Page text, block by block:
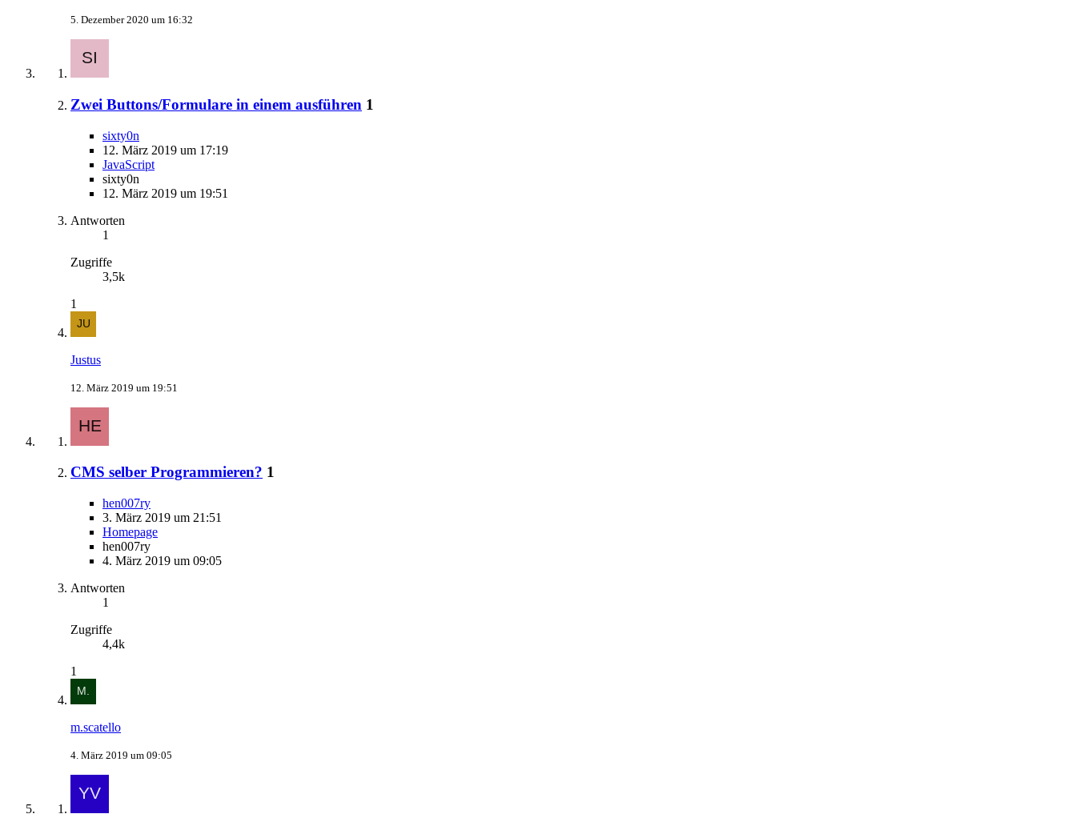
5. Dezember 2020 um 16:32
Zwei Buttons/Formulare in einem ausführen 1
sixty0n
12. März 2019 um 17:19
JavaScript
sixty0n
12. März 2019 um 19:51
Antworten
1
Zugriffe
3,5k
1
Justus
12. März 2019 um 19:51
CMS selber Programmieren? 1
hen007ry
3. März 2019 um 21:51
Homepage
hen007ry
4. März 2019 um 09:05
Antworten
1
Zugriffe
4,4k
1
m.scatello
4. März 2019 um 09:05